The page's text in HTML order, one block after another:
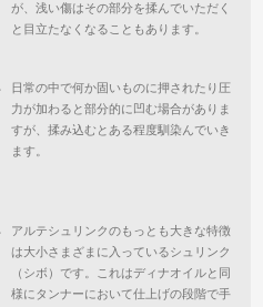
が、浅い傷はその部分を揉んでいただく
と目立たなくなることもあります。
・
日常の中で何か固いものに押されたり圧
力が加わると部分的に凹む場合がありま
すが、揉み込むとある程度馴染んでいき
ます。
・
アルテシュリンクのもっとも大きな特徴
は大小さまざまに入っているシュリンク
（シボ）です。これはディナオイルと同
様にタンナーにおいて仕上げの段階で手